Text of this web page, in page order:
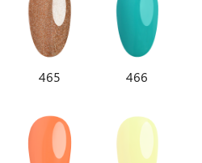
465 466